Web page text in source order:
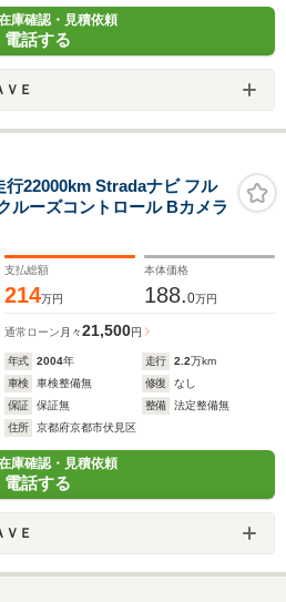
庫確認・見積依頼
電話する
Ｅ
22000km Stradaナビ フル
ルーズコントロール Bカメラ
支払総額
214万円
本体価格
188.0万円
通常ローン 月々21,500円
年式 2004年 走行 2.2万km
車検
車検整備無 修復
なし
保証
保証無 整備
法定整備無
住所
京都府京都市伏見区
庫確認・見積依頼
電話する
Ｅ